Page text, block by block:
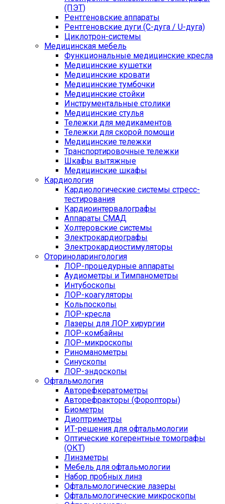
(ПЭТ)
Рентгеновские аппараты
Рентгеновские дуги (С-дуга / U-дуга)
Циклотрон-системы
Медицинская мебель
Функциональные медицинские кресла
Медицинские кушетки
Медицинские кровати
Медицинские тумбочки
Медицинские стойки
Инструментальные столики
Медицинские стулья
Тележки для медикаментов
Тележки для скорой помощи
Медицинские тележки
Транспортировочные тележки
Шкафы вытяжные
Медицинские шкафы
Кардиология
Кардиологические системы стресс-
тестирования
Кардиоинтервалографы
Аппараты СМАД
Холтеровские системы
Электрокардиографы
Электрокардиостимуляторы
Оториноларингология
ЛОР-процедурные аппараты
Аудиометры и Тимпанометры
Интубоскопы
ЛОР-коагуляторы
Кольпоскопы
ЛОР-кресла
Лазеры для ЛОР хирургии
ЛОР-комбайны
ЛОР-микроскопы
Риноманометры
Синускопы
ЛОР-эндоскопы
Офтальмология
Авторефкератометры
Авторефракторы (Форопторы)
Биометры
Диоптриметры
ИТ-решения для офтальмологии
Оптические когерентные томографы
(ОКТ)
Линзметры
Мебель для офтальмологии
Набор пробных линз
Офтальмологические лазеры
Офтальмологические микроскопы